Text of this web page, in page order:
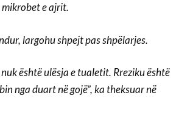
e ajrit.
largohu shpejt pas shpëlarjes.
është ulësja e tualetit. Rreziku është
nga duart në gojë”, ka theksuar në